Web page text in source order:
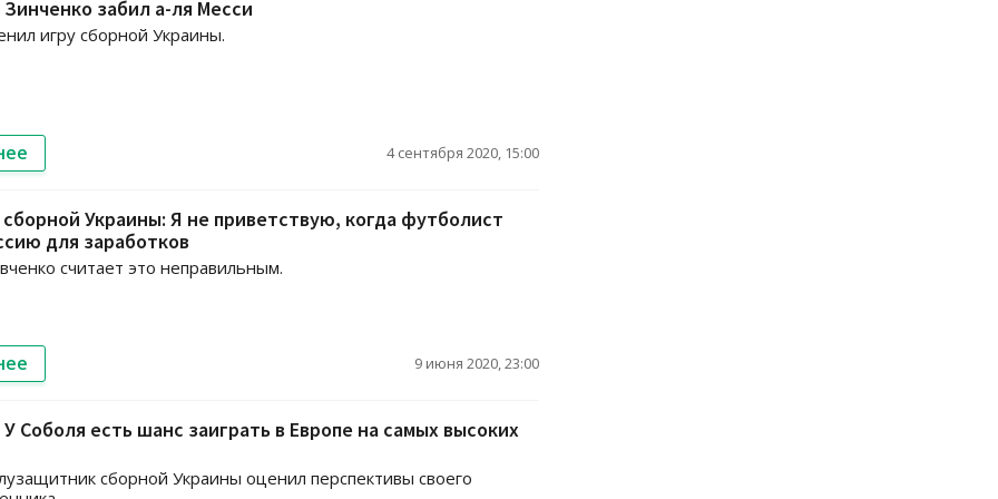
забил а-ля Месси
игру сборной Украины.
4 сентября 2020, 15:00
Украины: Я не приветствую, когда футболист
для заработков
считает это неправильным.
9 июня 2020, 23:00
Соболя есть шанс заиграть в Европе на самых высоких
сборной Украины оценил перспективы своего